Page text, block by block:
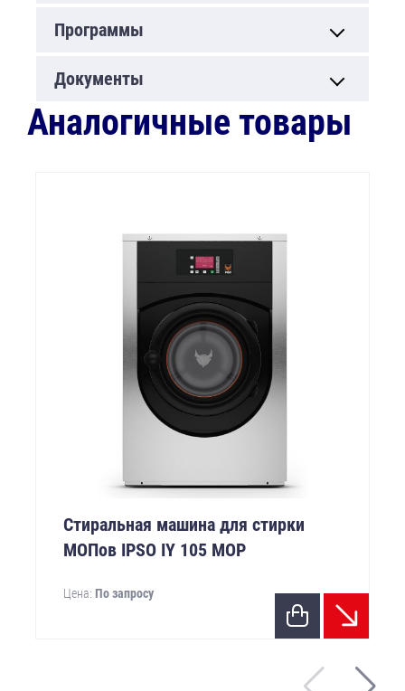
Программы
Документы
Аналогичные товары
Стиральная машина для стирки
МОПов IPSO IY 105 MOP
Цена: По запросу